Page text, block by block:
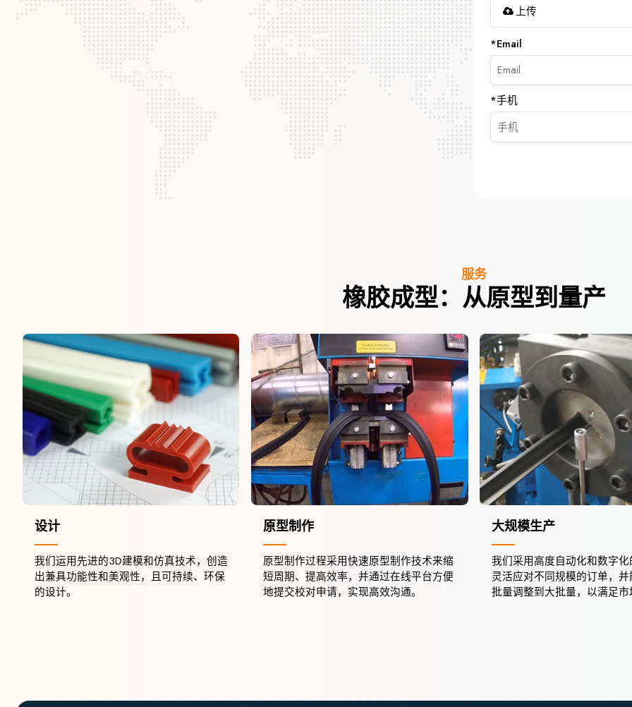
上传
*Email
*手机
服务
橡胶成型：从原型到量产
设计
我们运用先进的3D建模和仿真技术，创造
出兼具功能性和美观性，且可持续、环保
的设计。
原型制作
原型制作过程采用快速原型制作技术来缩
短周期、提高效率，并通过在线平台方便
地提交校对申请，实现高效沟通。
大规模生产
我们采用高度自动化和数字
灵活应对不同规模的订单，
批量调整到大批量，以满足